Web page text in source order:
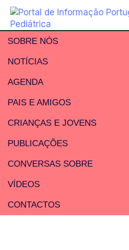
SOBRE NÓS
NOTÍCIAS
AGENDA
PAIS E AMIGOS
CRIANÇAS E JOVENS
PUBLICAÇÕES
CONVERSAS SOBRE
VÍDEOS
CONTACTOS